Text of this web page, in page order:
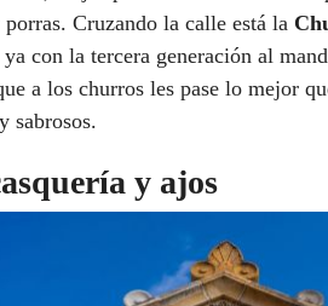
Cruzando la calle está la
con la tercera generación al
a los churros les pase lo mejor
sabrosos.
y ajos